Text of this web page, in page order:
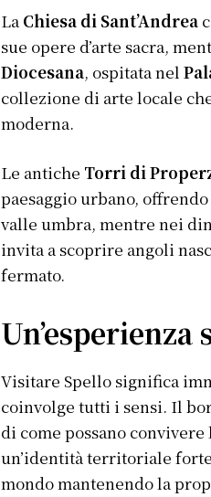
La Chiesa di Sant’Andrea
sue opere d’arte sacra,
Diocesana, ospitata nel
collezione di arte locale
moderna.
Le antiche Torri di
paesaggio urbano,
valle umbra, mentre nei
invita a scoprire angoli
fermato.
Visitare Spello significa
coinvolge tutti i sensi. Il
di come possano
un’identità territoriale
mondo mantenendo la